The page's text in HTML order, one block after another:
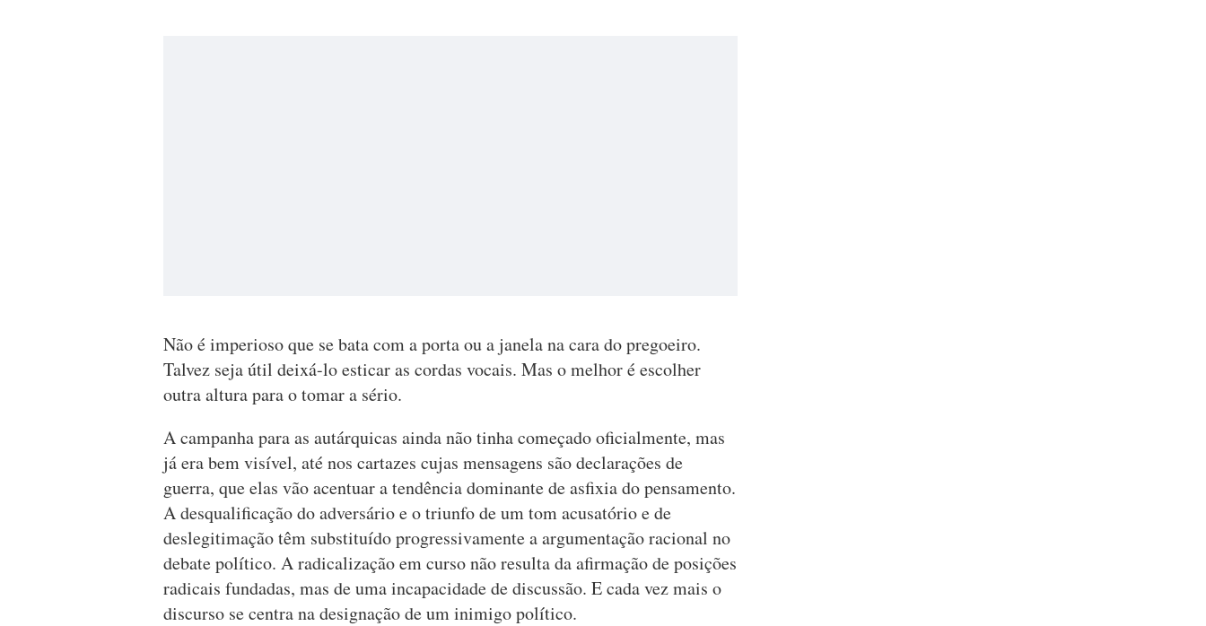
Não é imperioso que se bata com a porta ou a janela na cara do pregoeiro.
Talvez seja útil deixá-lo esticar as cordas vocais. Mas o melhor é escolher
outra altura para o tomar a sério.
A campanha para as autárquicas ainda não tinha começado oficialmente, mas
já era bem visível, até nos cartazes cujas mensagens são declarações de
guerra, que elas vão acentuar a tendência dominante de asfixia do pensamento.
A desqualificação do adversário e o triunfo de um tom acusatório e de
deslegitimação têm substituído progressivamente a argumentação racional no
debate político. A radicalização em curso não resulta da afirmação de posições
radicais fundadas, mas de uma incapacidade de discussão. E cada vez mais o
discurso se centra na designação de um inimigo político.